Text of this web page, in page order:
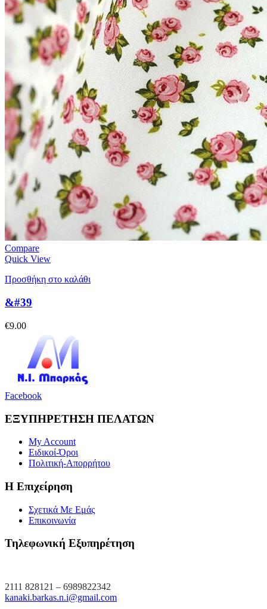
Compare
Quick View
Προσθήκη στο καλάθι
&#39
€9.00
Facebook
ΕΞΥΠΗΡΕΤΗΣΗ ΠΕΛΑΤΩΝ
My Account
Ειδικοί-Όροι
Πολιτική-Απορρήτου
Η Επιχείρηση
Σχετικά Με Εμάς
Επικοινωνία
Τηλεφωνική Εξυπηρέτηση
2111 828121 – 6989822342
kanaki.barkas.n.i@gmail.com